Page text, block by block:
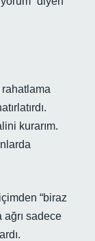
rahatlama
kurarım.
“biraz
ağrı sadece